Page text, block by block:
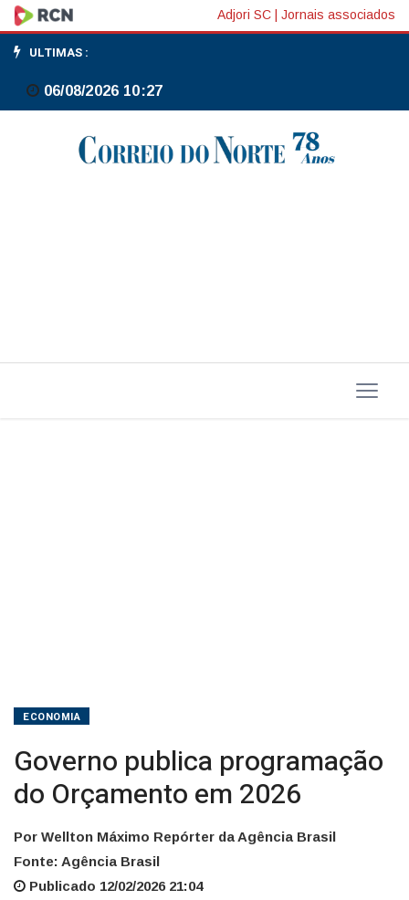
Governo
publica
programação
Orçamento
Adjori SC Jornais associados
ULTIMAS :
06/08/2026 10:27
ECONOMIA
Governo publica programação
do Orçamento em 2026
Por Wellton Máximo Repórter da Agência Brasil
Fonte: Agência Brasil
Publicado 12/02/2026 21:04